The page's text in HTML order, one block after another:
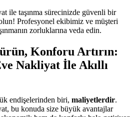
ile taşınma sürecinizde güvenli bir
Profesyonel ekibimiz ve müşteri
zorluklarına veda edin.
Konforu Artırın:
Nakliyat İle Akıllı
endişelerinden biri, maliyetlerdir.
bu konuda size büyük avantajlar